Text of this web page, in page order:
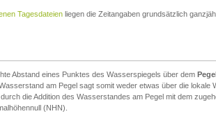
Tagesdateien liegen die Zeitangaben grundsätzlich
Abstand eines Punktes des Wasserspiegels über dem
am Pegel sagt somit weder etwas über die lokale
die Addition des Wasserstandes am Pegel mit dem
(NHN).